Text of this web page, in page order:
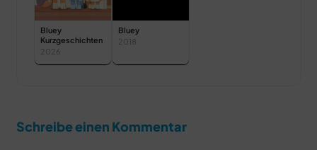
Bluey
Kurzgeschichten
2026
Bluey
2018
Schreibe einen Kommentar